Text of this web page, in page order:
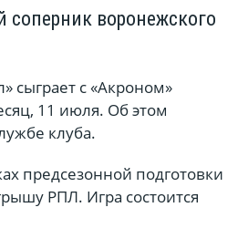
соперник воронежского
сыграет с «Акроном»
11 июля. Об этом
клуба.
предсезонной подготовки
РПЛ. Игра состоится